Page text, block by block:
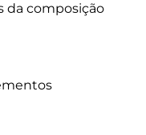
da composição